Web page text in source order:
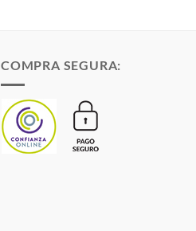
COMPRA SEGURA: